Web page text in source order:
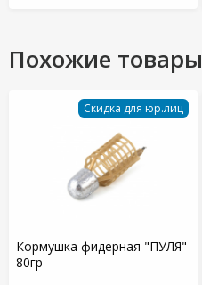
Похожие товары
Скидка для юр.лиц
Кормушка фидерная "ПУЛЯ"
80гр